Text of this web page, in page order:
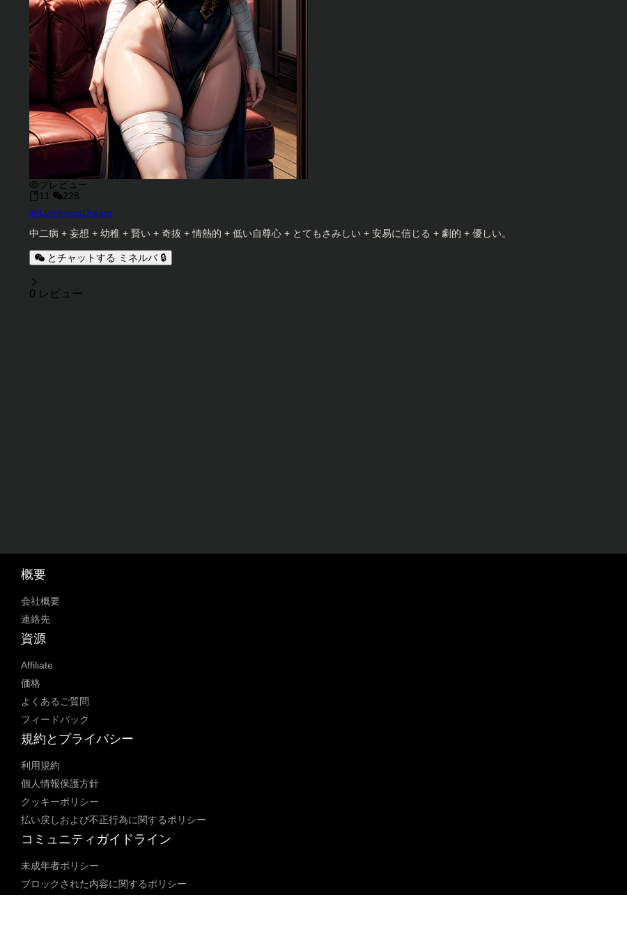
プレビュー
11
228
キャラクタークリエイター
@LuminousDream
キャラクター説明
中二病 + 妄想 + 幼稚 + 賢い + 奇抜 + 情熱的 + 低い自尊心 + とてもさみしい + 安易に信じる + 劇的 + 優しい。
とチャットする ミネルバ 🔒
レビュー
0 レビュー
概要
会社概要
連絡先
資源
Affiliate
価格
よくあるご質問
フィードバック
規約とプライバシー
利用規約
個人情報保護方針
クッキーポリシー
払い戻しおよび不正行為に関するポリシー
コミュニティガイドライン
未成年者ポリシー
ブロックされた内容に関するポリシー